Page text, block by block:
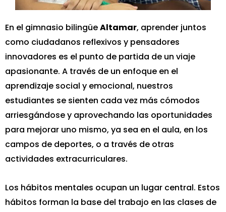
En el gimnasio bilingüeAltamar, aprender juntos
como ciudadanos reflexivos y pensadores
innovadores es el punto de partida de un viaje
apasionante. A través de un enfoque en el
aprendizaje social y emocional, nuestros
estudiantes se sienten cada vez más cómodos
arriesgándose y aprovechando las oportunidades
para mejorar uno mismo, ya sea en el aula, en los
campos de deportes, o a través de otras
actividades extracurriculares.
Los hábitos mentales ocupan un lugar central. Estos
hábitos forman la base del trabajo en las clases de